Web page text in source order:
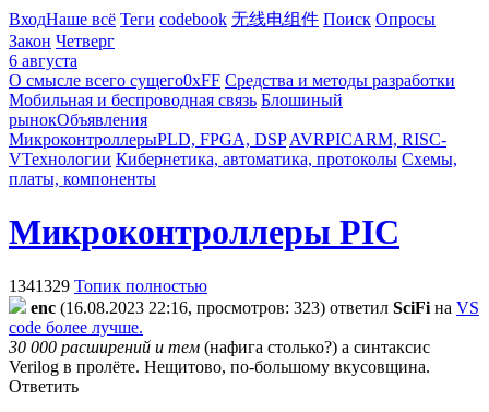
ВходНаше всё Теги codebook 无线电组件 Поиск Опросы
Закон Четверг
6 августа
О смысле всего сущего0xFF Средства и методы разработки
Мобильная и беспроводная связь Блошиный
рынокОбъявления
МикроконтроллерыPLD, FPGA, DSP AVRPICARM, RISC-
VТехнологии Кибернетика, автоматика, протоколы Схемы,
платы, компоненты
Микроконтроллеры PIC
1341329 Топик полностью
enc (16.08.2023 22:16, просмотров: 323) ответил SciFi на VS
code более лучше.
30 000 расширений и тем (нафига столько?) а cинтаксис
Verilog в пролёте. Нещитово, по-большому вкусовщина.
Ответить